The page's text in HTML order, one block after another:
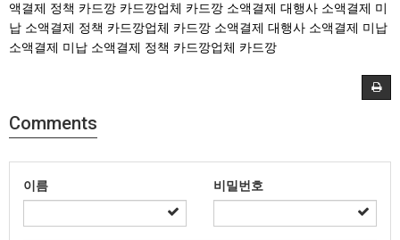
액결제 정책 카드깡 카드깡업체 카드깡 소액결제 대행사 소액결제 미
납 소액결제 정책 카드깡업체 카드깡 소액결제 대행사 소액결제 미납
소액결제 미납 소액결제 정책 카드깡업체 카드깡
Comments
이름 비밀번호